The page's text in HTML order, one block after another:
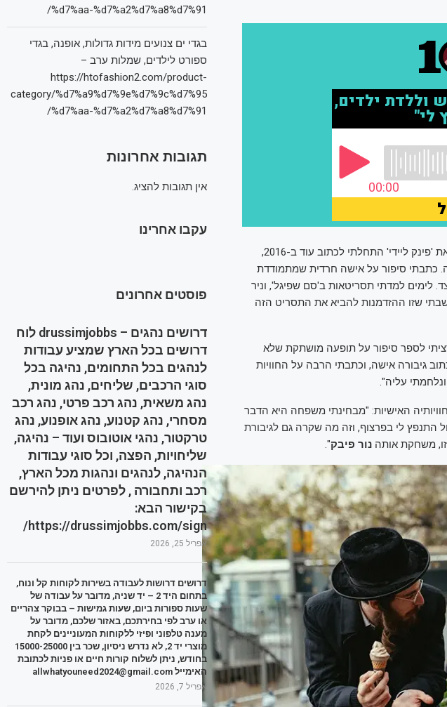
מינדי סיפרה כי התחילה לכתוב את התסריט עוד ב-2016: "את 'פינק ליידי' התחלתי לכתוב עוד ב-2016,
כתבתי סיפור על אישה חרדית שמתמודדת
לימים למדתי תסריטאות ב'סם שפיגל', וניר
שזו ההזדמנות להביא את התסריט הזה
לספר סיפור על תופעה מושתקת שלא
גיבורה אישה, וכתבתי הרבה על החוויות
עליה".
האישיות: "מבחינתי משפחה היא הדבר
התנפץ לי בפרצוף, וזה מה שקרה גם לגיבורת
משחקת אותה נור פיבק".
%d7%aa-%d7%a2%d7%a8%d7%91/
בגדי ים צנועים מידות גדולות, אופנה, בגדי
ספורט לילדים, שמלות ערב –
https://htofashion2.com/product-
category/%d7%a9%d7%9e%d7%9c%d7%95
%d7%aa-%d7%a2%d7%a8%d7%91/
תגובות אחרונות
אין תגובות להציג.
עקבו אחרינו
פוסטים אחרונים
דרושים נהגים – drussimjobbs לוח
דרושים בכל הארץ שמציע עבודות
לנהגים בכל התחומים, נהיגה בכל
סוגי הרכבים, שליחים, נהג מונית,
נהג משאית, נהג רכב פרטי, נהג רכב
מסחרי, נהג קטנוע, נהג אופנוע, נהג
טרקטור, נהגי אוטובוס ועוד – נהיגה,
שליחויות, הפצה, וכל סוגי עבודות
הנהיגה, לנהגים ונהגות מכל הארץ,
רכב ותחבורה , לפרטים ניתן להירשם
בקישור הבא:
https://drussimjobbs.com/sign/
אפריל 25, 2026
דרושים דרושות לעבודה בשירות לקוחות קל ונוח,
בתחום היד 2 – יד שניה, מדובר על עבודה של
שעות ספורות ביום, שעות גמישות – בבוקר צהריים
או ערב לפי בחירתכם, באזור שלכם, מדובר על
מענה טלפוני ופיזי ללקוחות המעוניינים לקחת
מוצרי יד 2, לא נדרש ניסיון, שכר בין 15000-25000
בחודש, ניתן לשלוח קורות חיים או פניות לכתובת
האימייל allwhatyouneed2024@gmail.com
אפריל 7, 2026